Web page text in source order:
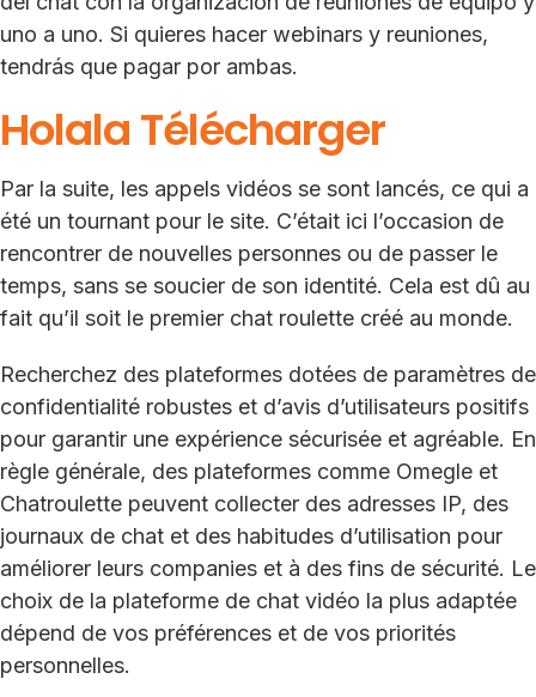
uno a uno. Si quieres hacer webinars y reuniones,
tendrás que pagar por ambas.
Holala Télécharger
Par la suite, les appels vidéos se sont lancés, ce qui a
été un tournant pour le site. C’était ici l’occasion de
rencontrer de nouvelles personnes ou de passer le
temps, sans se soucier de son identité. Cela est dû au
fait qu’il soit le premier chat roulette créé au monde.
Recherchez des plateformes dotées de paramètres de
confidentialité robustes et d’avis d’utilisateurs positifs
pour garantir une expérience sécurisée et agréable. En
règle générale, des plateformes comme Omegle et
Chatroulette peuvent collecter des adresses IP, des
journaux de chat et des habitudes d’utilisation pour
améliorer leurs companies et à des fins de sécurité. Le
choix de la plateforme de chat vidéo la plus adaptée
dépend de vos préférences et de vos priorités
personnelles.